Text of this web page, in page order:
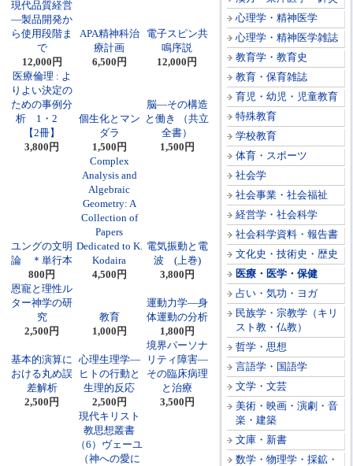
心理学・精神医学
心理学・精神医学雑誌
教育学・教育史
教育・保育雑誌
育児・幼児・児童教育
特殊教育
学校教育
体育・スポーツ
社会学
社会事業・社会福祉
経営学・社会科学
社会科学資料・報告書
文化史・技術史・歴史
医療・医学・保健
占い・気功・ヨガ
民族学・宗教学（キリ
スト教・仏教）
哲学・思想
言語学・国語学
文学・文芸
美術・映画・演劇・音
楽・建築
文庫・新書
数学・物理学・採鉱・
現代品質経営
―製品開発か
ら使用段階ま
で
12,000円
APA精神科治
療計画
6,500円
電子スピン共
鳴序説
12,000円
医療倫理 : よ
りよい決定の
ための事例分
析 1・2
【2冊】
3,800円
個生化とマン
ダラ
1,500円
脳―その構造
と働き （共立
全書）
1,500円
ユングの文明
論 ＊単行本
800円
Complex
Analysis and
Algebraic
Geometry: A
Collection of
Papers
Dedicated to K.
Kodaira
4,500円
電気振動と電
波 (上巻)
3,800円
恩寵と理性ル
ター神学の研
究
2,500円
教育
1,000円
運動力学―身
体運動の分析
1,800円
基本的演算に
おける丸め誤
差解析
2,500円
心理生理学―
ヒトの行動と
生理的反応
2,500円
境界パーソナ
リティ障害―
その臨床病理
と治療
3,500円
現代キリスト
教思想叢書
（6）ヴェーユ
（神への愛に